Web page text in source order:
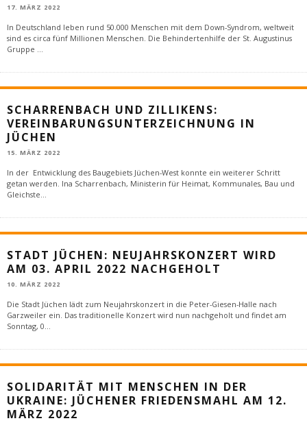
17. MÄRZ 2022
In Deutschland leben rund 50.000 Menschen mit dem Down-Syndrom, weltweit
sind es circa fünf Millionen Menschen. Die Behindertenhilfe der St. Augustinus
Gruppe ...
SCHARRENBACH UND ZILLIKENS:
VEREINBARUNGSUNTERZEICHNUNG IN
JÜCHEN
15. MÄRZ 2022
In der Entwicklung des Baugebiets Jüchen-West konnte ein weiterer Schritt
getan werden. Ina Scharrenbach, Ministerin für Heimat, Kommunales, Bau und
Gleichste...
STADT JÜCHEN: NEUJAHRSKONZERT WIRD
AM 03. APRIL 2022 NACHGEHOLT
10. MÄRZ 2022
Die Stadt Jüchen lädt zum Neujahrskonzert in die Peter-Giesen-Halle nach
Garzweiler ein. Das traditionelle Konzert wird nun nachgeholt und findet am
Sonntag, 0...
SOLIDARITÄT MIT MENSCHEN IN DER
UKRAINE: JÜCHENER FRIEDENSMAHL AM 12.
MÄRZ 2022